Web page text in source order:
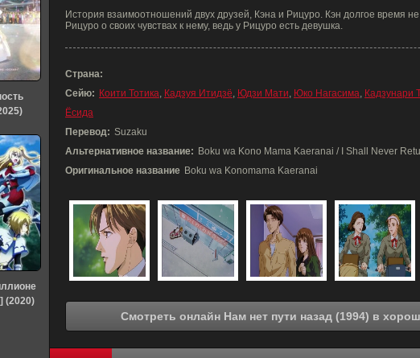
История взаимоотношений двух друзей, Кэна и Рицуро. Кэн долгое время
Рицуро о своих чувствах к нему, ведь у Рицуро есть девушка.
Страна:
Сейю: Коити Тотика, Кадзуя Итидзё, Юдзи Мати, Юко Нагасима, Кадзунари
Ёсида
Перевод: Suzaku
Альтернативное название: Boku wa Kono Mama Kaeranai / I Shall Never
Оригинальное название Boku wa Konomama Kaeranai
Смотреть онлайн Нам
(2020)